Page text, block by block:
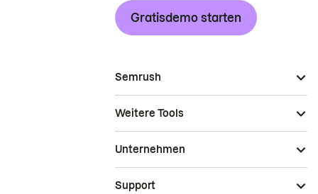
Gratisdemo starten
Semrush
Weitere Tools
Unternehmen
Support